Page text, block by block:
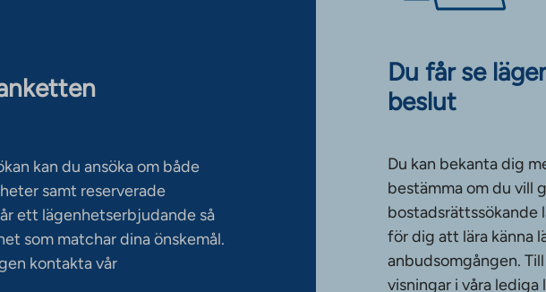
kan du ansöka om både
samt reserverade
ett lägenhetserbjudande så
som matchar dina önskemål.
kontakta vår
Du får se
beslut
Du kan bekanta dig
bestämma om du vill
bostadsrättssökande
för dig att lära känna
anbudsomgången.
visningar i våra